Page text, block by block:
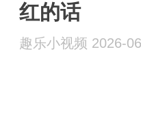
红的话
趣乐小视频 2026-